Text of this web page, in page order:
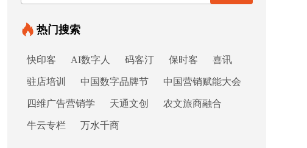
热门搜索
快印客 AI数字人 码客汀 保时客 喜讯
驻店培训 中国数字品牌节 中国营销赋能大会
四维广告营销学 天通文创 农文旅商融合
牛云专栏 万水千商